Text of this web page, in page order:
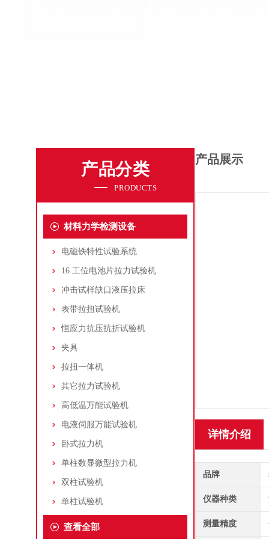
产品分类
PRODUCTS
材料力学检测设备
电磁铁特性试验系统
16 工位电池片拉力试验机
冲击试样缺口液压拉床
表带拉扭试验机
恒应力抗压抗折试验机
夹具
拉扭一体机
其它拉力试验机
高低温万能试验机
电液伺服万能试验机
卧式拉力机
单柱数显微型拉力机
双柱试验机
单柱试验机
查看全部
产品展示
详情介绍
品牌
仪器种类
测量精度